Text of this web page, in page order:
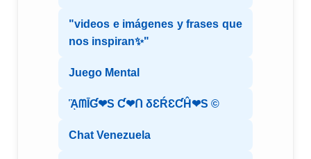
"videos e imágenes y frases que
nos inspiran✨"
Juego Mental
ᾋᗰĪƓ❤S Ƈ❤ᑎ δƐŔƐƇĤ❤S ©️
Chat Venezuela